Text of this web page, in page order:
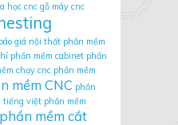
học cnc gỗ máy cnc
giá nội thất phần mềm
phần mềm cabinet phần
chạy cnc phần mềm
mềm CNC phần
tiếng việt phần mềm
phần mềm cắt